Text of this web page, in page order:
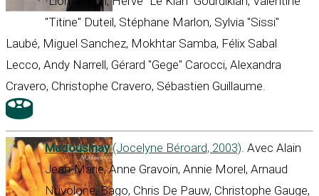
"Titine" Duteil, Stéphane Marlon, Sylvia "Sissi"
Laubé, Miguel Sanchez, Mokhtar Samba, Félix Sabal
Lecco, Andy Narrell, Gérard "Gege" Carocci, Alexandra
Cravero, Christophe Cravero, Sébastien Guillaume.
Madousinay(Jocelyne Béroard, 2003). Avec Alain
Jean-Marie, Anne Gravoin, Annie Morel, Arnaud
Nuvolone, Bago, Chris De Pauw, Christophe Gauge,